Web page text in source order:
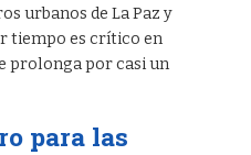
urbanos de La Paz y
tiempo es crítico en
prolonga por casi un
para las